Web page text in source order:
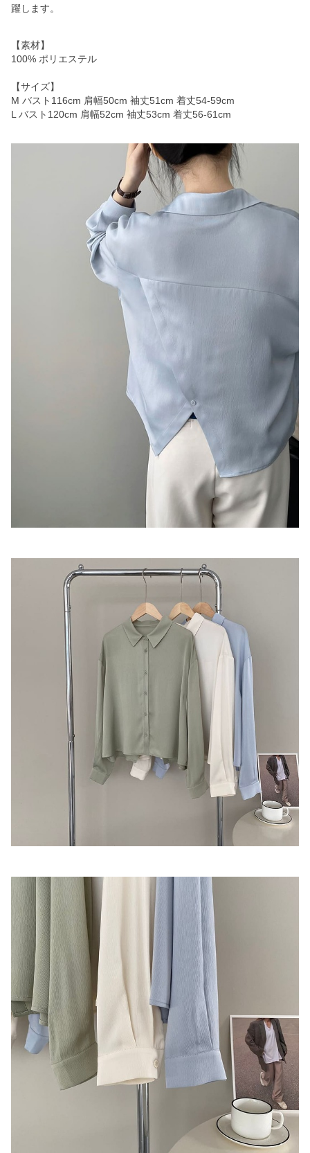
躍します。
【素材】
100% ポリエステル
【サイズ】
M バスト116cm 肩幅50cm 袖丈51cm 着丈54-59cm
L バスト120cm 肩幅52cm 袖丈53cm 着丈56-61cm